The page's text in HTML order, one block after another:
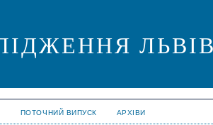
ПОТОЧНИЙ ВИПУСК АРХІВИ